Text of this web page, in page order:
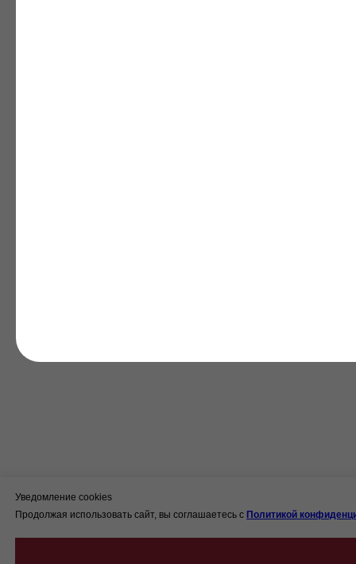
Уведомление cookies
Продолжая использовать сайт, вы соглашаетесь с Политикой